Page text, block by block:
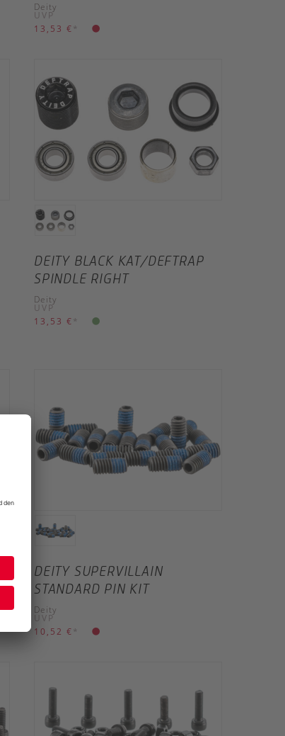
Deity
UVP
13,53 € *
DEITY BLACK KAT/DEFTRAP
SPINDLE RIGHT
Deity
UVP
13,53 € *
DEITY SUPERVILLAIN
STANDARD PIN KIT
Deity
UVP
10,52 € *